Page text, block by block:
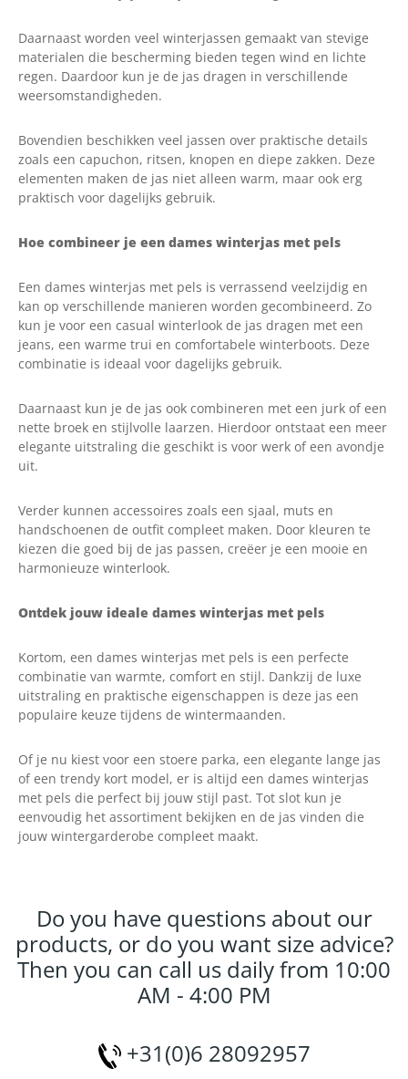
Daarnaast worden veel winterjassen gemaakt van stevige
materialen die bescherming bieden tegen wind en lichte
regen. Daardoor kun je de jas dragen in verschillende
weersomstandigheden.
Bovendien beschikken veel jassen over praktische details
zoals een capuchon, ritsen, knopen en diepe zakken. Deze
elementen maken de jas niet alleen warm, maar ook erg
praktisch voor dagelijks gebruik.
Hoe combineer je een dames winterjas met pels
Een dames winterjas met pels is verrassend veelzijdig en
kan op verschillende manieren worden gecombineerd. Zo
kun je voor een casual winterlook de jas dragen met een
jeans, een warme trui en comfortabele winterboots. Deze
combinatie is ideaal voor dagelijks gebruik.
Daarnaast kun je de jas ook combineren met een jurk of een
nette broek en stijlvolle laarzen. Hierdoor ontstaat een meer
elegante uitstraling die geschikt is voor werk of een avondje
uit.
Verder kunnen accessoires zoals een sjaal, muts en
handschoenen de outfit compleet maken. Door kleuren te
kiezen die goed bij de jas passen, creëer je een mooie en
harmonieuze winterlook.
Ontdek jouw ideale dames winterjas met pels
Kortom, een dames winterjas met pels is een perfecte
combinatie van warmte, comfort en stijl. Dankzij de luxe
uitstraling en praktische eigenschappen is deze jas een
populaire keuze tijdens de wintermaanden.
Of je nu kiest voor een stoere parka, een elegante lange jas
of een trendy kort model, er is altijd een dames winterjas
met pels die perfect bij jouw stijl past. Tot slot kun je
eenvoudig het assortiment bekijken en de jas vinden die
jouw wintergarderobe compleet maakt.
Do you have questions about our
products, or do you want size advice?
Then you can call us daily from 10:00
AM - 4:00 PM
+31(0)6 28092957